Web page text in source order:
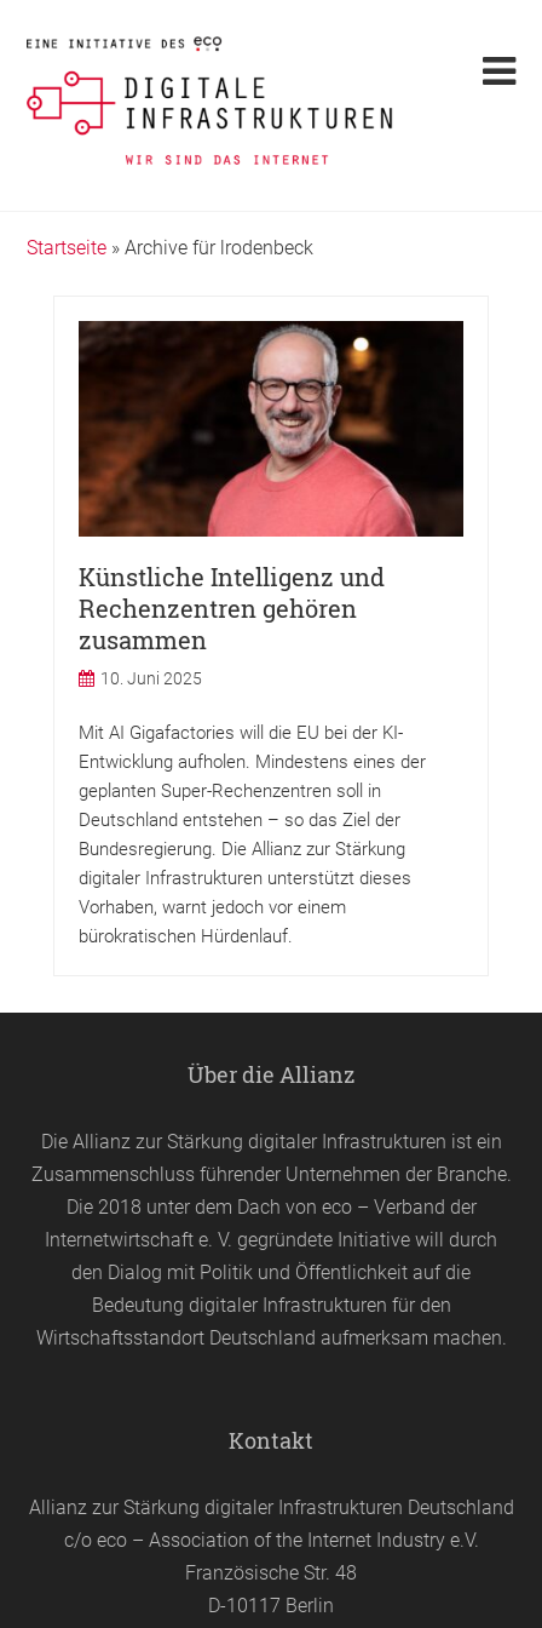
Startseite »Archive für lrodenbeck
Künstliche Intelligenz und
Rechenzentren gehören
zusammen
10. Juni 2025
Mit AI Gigafactories will die EU bei der KI-
Entwicklung aufholen. Mindestens eines der
geplanten Super-Rechenzentren soll in
Deutschland entstehen – so das Ziel der
Bundesregierung. Die Allianz zur Stärkung
digitaler Infrastrukturen unterstützt dieses
Vorhaben, warnt jedoch vor einem
bürokratischen Hürdenlauf.
Über die Allianz
Die Allianz zur Stärkung digitaler Infrastrukturen ist ein
Zusammenschluss führender Unternehmen der Branche.
Die 2018 unter dem Dach von eco– Verband der
Internetwirtschaft e. V. gegründete Initiative will durch
den Dialog mit Politik und Öffentlichkeit auf die
Bedeutung digitaler Infrastrukturen für den
Wirtschaftsstandort Deutschland aufmerksam machen.
Kontakt
Allianz zur Stärkung digitaler Infrastrukturen Deutschland
c/o eco – Association of the Internet Industry e.V.
Französische Str. 48
D-10117 Berlin